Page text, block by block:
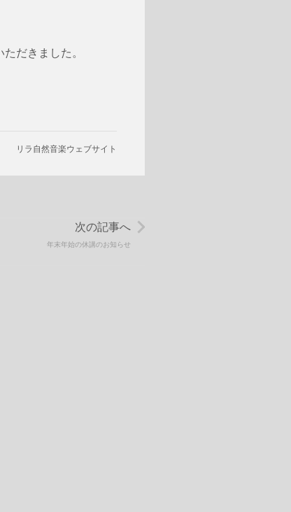
だきました。
リラ自然音楽ウェブサイト
次の記事へ
年末年始の休講のお知らせ